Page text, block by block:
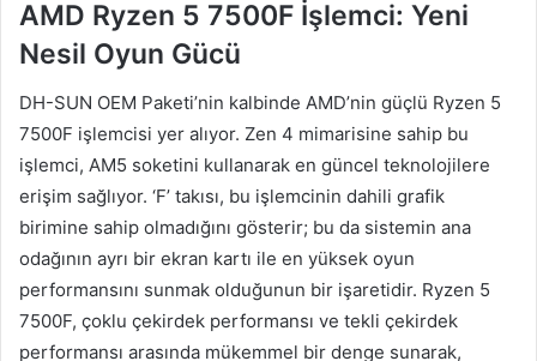
AMD Ryzen 5 7500F İşlemci: Yeni
Nesil Oyun Gücü
DH-SUN OEM Paketi’nin kalbinde AMD’nin güçlü Ryzen 5
7500F işlemcisi yer alıyor. Zen 4 mimarisine sahip bu
işlemci, AM5 soketini kullanarak en güncel teknolojilere
erişim sağlıyor. ‘F’ takısı, bu işlemcinin dahili grafik
birimine sahip olmadığını gösterir; bu da sistemin ana
odağının ayrı bir ekran kartı ile en yüksek oyun
performansını sunmak olduğunun bir işaretidir. Ryzen 5
7500F, çoklu çekirdek performansı ve tekli çekirdek
performansı arasında mükemmel bir denge sunarak,